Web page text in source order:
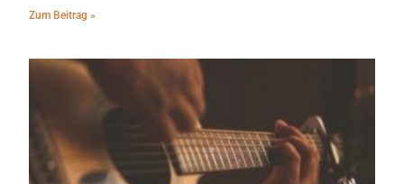
Zum Beitrag »